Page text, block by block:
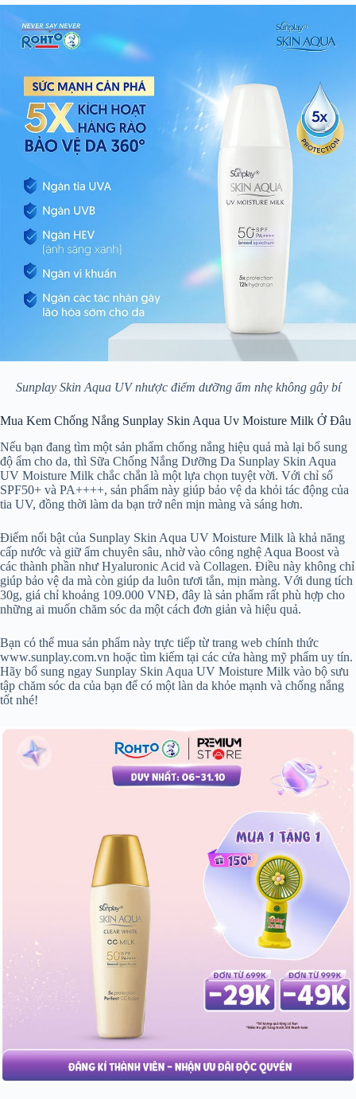
Sunplay Skin Aqua UV nhược điểm dưỡng ẩm nhẹ không gây bí
Mua Kem Chống Nắng Sunplay Skin Aqua Uv Moisture Milk Ở Đâu
Nếu bạn đang tìm một sản phẩm chống nắng hiệu quả mà lại bổ sung
độ ẩm cho da, thì Sữa Chống Nắng Dưỡng Da Sunplay Skin Aqua
UV Moisture Milk chắc chắn là một lựa chọn tuyệt vời. Với chỉ số
SPF50+ và PA++++, sản phẩm này giúp bảo vệ da khỏi tác động của
tia UV, đồng thời làm da bạn trở nên mịn màng và sáng hơn.
Điểm nổi bật của Sunplay Skin Aqua UV Moisture Milk là khả năng
cấp nước và giữ ẩm chuyên sâu, nhờ vào công nghệ Aqua Boost và
các thành phần như Hyaluronic Acid và Collagen. Điều này không chỉ
giúp bảo vệ da mà còn giúp da luôn tươi tắn, mịn màng. Với dung tích
30g, giá chỉ khoảng 109.000 VNĐ, đây là sản phẩm rất phù hợp cho
những ai muốn chăm sóc da một cách đơn giản và hiệu quả.
Bạn có thể mua sản phẩm này trực tiếp từ trang web chính thức
www.sunplay.com.vn hoặc tìm kiếm tại các cửa hàng mỹ phẩm uy tín.
Hãy bổ sung ngay Sunplay Skin Aqua UV Moisture Milk vào bộ sưu
tập chăm sóc da của bạn để có một làn da khỏe mạnh và chống nắng
tốt nhé!